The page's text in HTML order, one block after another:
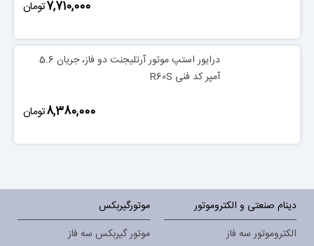
‎7,710,000تومان
درایور استپ موتور آرتلیجنت دو فاز، جریان 5.6
آمپر کد فنی R60S
‎8,380,000تومان
دینام صنعتی و الکتروموتور
الکتروموتور سه فاز
موتورگیربکس
موتور گیربکس سه فاز